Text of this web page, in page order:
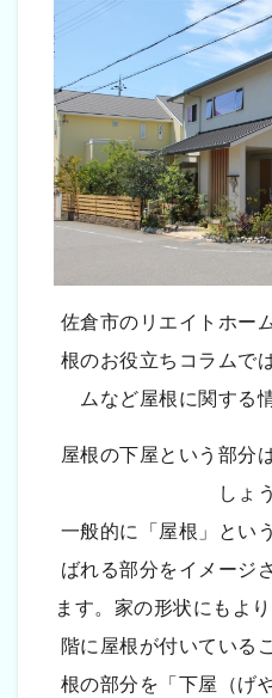
佐倉市のリエイトホー
根のお役立ちコラムで
ムなど屋根に関する
屋根の下屋という部分
しょ
一般的に「屋根」とい
ばれる部分をイメージ
ます。家の形状にもよ
階に屋根が付いている
根の部分を「下屋（げ